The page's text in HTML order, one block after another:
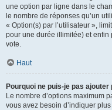
une option par ligne dans le
le nombre de réponses qu’un
« Option(s) par l’utilisateur »,
pour une durée illimitée) et
vote.
Haut
Pourquoi ne puis-je pas ajouter
Le nombre d’options maximum
vous avez besoin d’indiquer